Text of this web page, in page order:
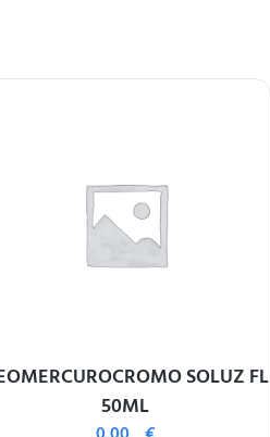
SOLUZ FL
50ML